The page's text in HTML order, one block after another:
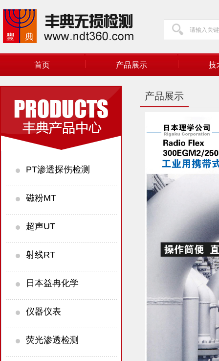
首页 产品展示 技
PT渗透探伤检测
磁粉MT
超声UT
射线RT
日本益冉化学
仪器仪表
荧光渗透检测
产品展示